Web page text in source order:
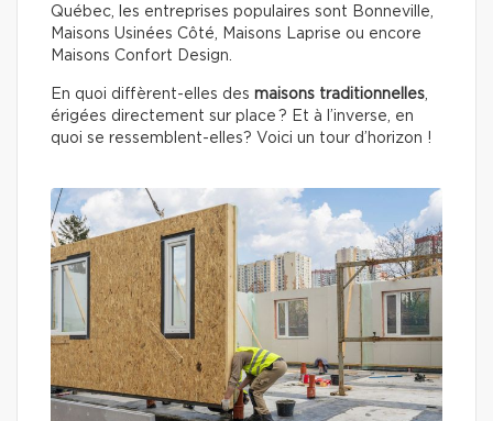
Québec, les entreprises populaires sont Bonneville,
Maisons Usinées Côté, Maisons Laprise ou encore
Maisons Confort Design.
En quoi diffèrent-elles des maisons traditionnelles,
érigées directement sur place ? Et à l’inverse, en
quoi se ressemblent-elles? Voici un tour d’horizon !